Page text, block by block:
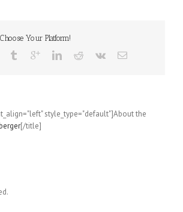
Your Platform!
style_type="default"]About the
[/title]